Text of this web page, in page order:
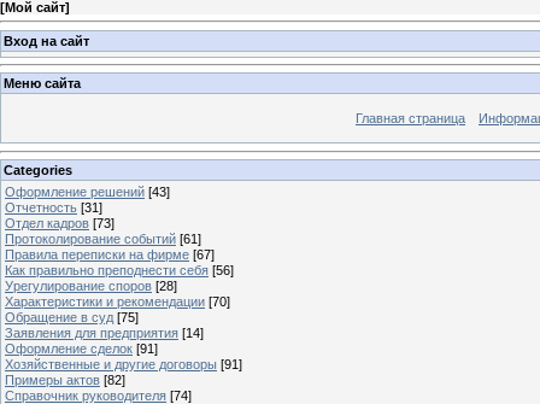
[Мой сайт]
Вход на сайт
Меню сайта
Главная страница
Categories
Оформление решений [43]
Отчетность [31]
Отдел кадров [73]
Протоколирование событий [61]
Правила переписки на фирме [67]
Как правильно преподнести себя [56]
Урегулирование споров [28]
Характеристики и рекомендации [70]
Обращение в суд [75]
Заявления для предприятия [14]
Оформление сделок [91]
Хозяйственные и другие договоры [91]
Примеры актов [82]
Справочник руководителя [74]